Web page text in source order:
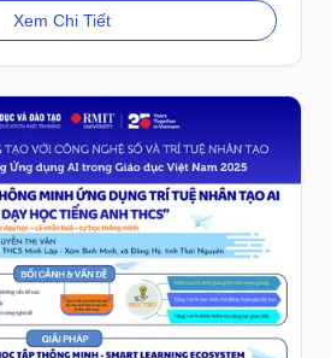
Xem Chi Tiết